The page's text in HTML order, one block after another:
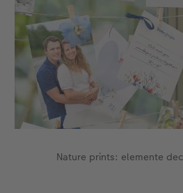
Nature prints: elemente